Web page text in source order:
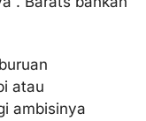
atau
ambisinya